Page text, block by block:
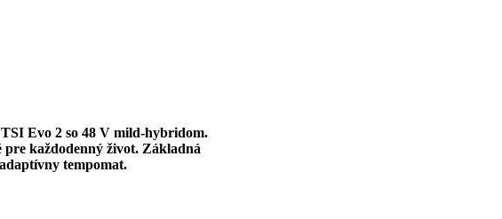
Evo 2 so 48 V mild-hybridom.
každodenný život. Základná
tempomat.